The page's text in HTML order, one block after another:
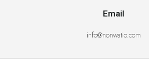
Email
info@nonwatio.com